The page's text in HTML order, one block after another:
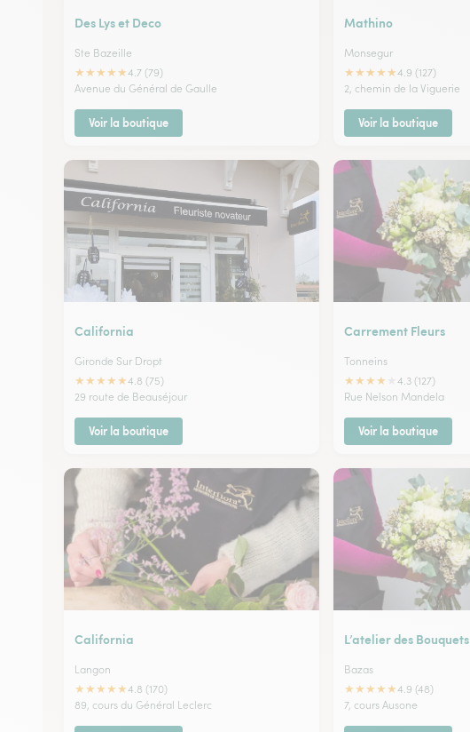
Des Lys et Deco
Ste Bazeille
★★★★★4.7 (79)
Avenue du Général de Gaulle
Voir la boutique
Mathino
Monsegur
★★★★★4.9 (127)
2, chemin de la Viguerie
Voir la boutique
California
Gironde Sur Dropt
★★★★★4.8 (75)
29 route de Beauséjour
Voir la boutique
Carrement Fleurs
Tonneins
★★★★
4.3 (127)
Rue Nelson Mandela
Voir la boutique
California
Langon
★★★★★4.8 (170)
89, cours du Général Leclerc
L’atelier des Bouquets
Bazas
★★★★★4.9 (48)
7, cours Ausone